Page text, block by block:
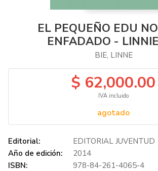
EL PEQUEÑO EDU
ENFADADO -
BIE, LINNE
$ 62,000.00
IVA incluido
agotado
Editorial:
EDITORIAL JUVENTUD
Año de edición:
2014
ISBN:
978-84-261-4065-4